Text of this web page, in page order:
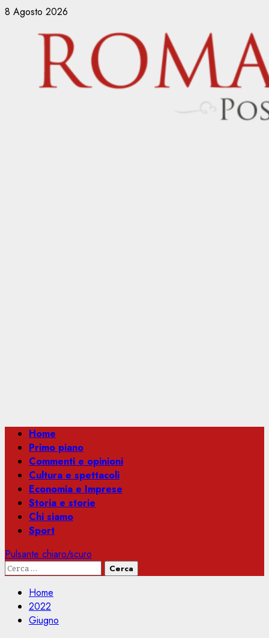
Vai
contenuto
8 Agosto 2026
Menu
principale
Home
Primo piano
Commenti e opinioni
Cultura e spettacoli
Economia e Imprese
Storia e storie
Chi siamo
Sport
Pulsante chiaro/scuro
Ricerca
Home
2022
Giugno